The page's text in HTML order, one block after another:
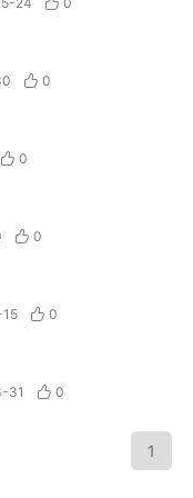
0
0
0
0
31 0
1